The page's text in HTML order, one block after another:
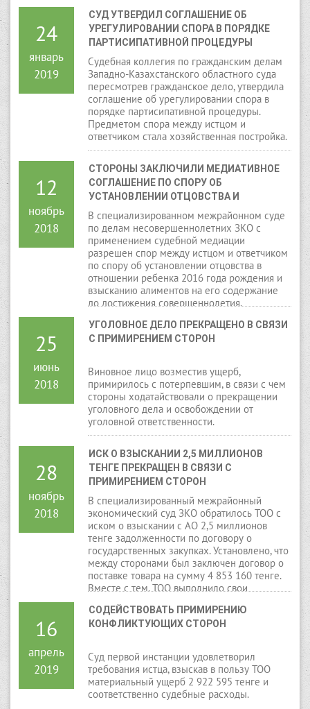
24
январь
2019
СУД УТВЕРДИЛ СОГЛАШЕНИЕ ОБ
УРЕГУЛИРОВАНИИ СПОРА В ПОРЯДКЕ
ПАРТИСИПАТИВНОЙ ПРОЦЕДУРЫ
Судебная коллегия по гражданским делам
Западно-Казахстанского областного суда
пересмотрев гражданское дело, утвердила
соглашение об урегулировании спора в
порядке партисипативной процедуры.
Предметом спора между истцом и
ответчиком стала хозяйственная постройка.
12
ноябрь
2018
СТОРОНЫ ЗАКЛЮЧИЛИ МЕДИАТИВНОЕ
СОГЛАШЕНИЕ ПО СПОРУ ОБ
УСТАНОВЛЕНИИ ОТЦОВСТВА И
ВЗЫСКАНИИ АЛИМЕНТОВ
В специализированном межрайонном суде
по делам несовершеннолетних ЗКО с
применением судебной медиации
разрешен спор между истцом и ответчиком
по спору об установлении отцовства в
отношении ребенка 2016 года рождения и
взысканию алиментов на его содержание
до достижения совершеннолетия.
25
июнь
2018
УГОЛОВНОЕ ДЕЛО ПРЕКРАЩЕНО В СВЯЗИ
С ПРИМИРЕНИЕМ СТОРОН
Виновное лицо возместив ущерб,
примирилось с потерпевшим, в связи с чем
стороны ходатайствовали о прекращении
уголовного дела и освобождении от
уголовной ответственности.
28
ноябрь
2018
ИСК О ВЗЫСКАНИИ 2,5 МИЛЛИОНОВ
ТЕНГЕ ПРЕКРАЩЕН В СВЯЗИ С
ПРИМИРЕНИЕМ СТОРОН
В специализированный межрайонный
экономический суд ЗКО обратилось ТОО с
иском о взыскании с АО 2,5 миллионов
тенге задолженности по договору о
государственных закупках. Установлено, что
между сторонами был заключен договор о
поставке товара на сумму 4 853 160 тенге.
Вместе с тем, ТОО выполнило свои
за поставленный товар лишь частично.
16
апрель
2019
СОДЕЙСТВОВАТЬ ПРИМИРЕНИЮ
КОНФЛИКТУЮЩИХ СТОРОН
Суд первой инстанции удовлетворил
требования истца, взыскав в пользу ТОО
материальный ущерб 2 922 595 тенге и
соответственно судебные расходы.